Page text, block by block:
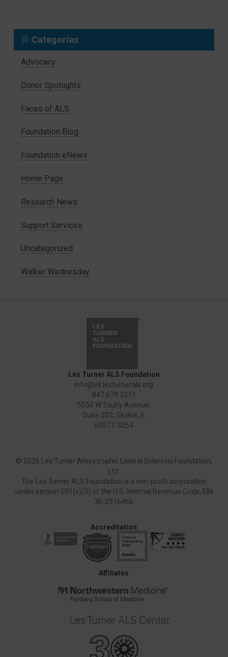
Categorías
Advocacy
Donor Spotlights
Faces of ALS
Foundation Blog
Foundation eNews
Home Page
Research News
Support Services
Uncategorized
Walker Wednesday
Les Turner ALS Foundation
info@es.lesturnerals.org
847 679 3311
5550 W Touhy Avenue,
Suite 302; Skokie, IL
60077-3254
© 2026 Les Turner Amyotrophic Lateral Sclerosis Foundation,
Ltd.
The Les Turner ALS Foundation is a non-profit corporation
under section 501(c)(3) of the U.S. Internal Revenue Code, EIN
36-2916466
Accreditation
Affiliates